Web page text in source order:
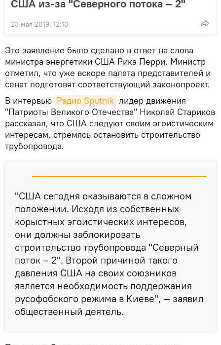
США из-за "Северного потока – 2"
23 мая 2019, 12:10
Это заявление было сделано в ответ на слова
министра энергетики США Рика Перри. Министр
отметил, что уже вскоре палата представителей и
сенат подготовят соответствующий законопроект.
В интервью Радио Sputnik лидер движения
"Патриоты Великого Отечества" Николай Стариков
рассказал, что США следуют своим эгоистическим
интересам, стремясь остановить строительство
трубопровода.
"США сегодня оказываются в сложном
положении. Исходя из собственных
корыстных эгоистических интересов,
они должны заблокировать
строительство трубопровода "Северный
поток – 2". Второй причиной такого
давления США на своих союзников
является необходимость поддержания
русофобского режима в Киеве", — заявил
общественный деятель.